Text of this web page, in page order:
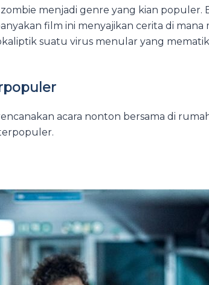
menjadi genre yang kian populer.
film ini menyajikan cerita di mana
suatu virus menular yang
acara nonton bersama di